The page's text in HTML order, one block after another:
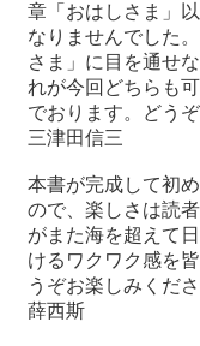
章「おはしさま」
なりませんでした
さま」に目を通せ
れが今回どちらも
でおります。どう
三津田信三
本書が完成して初
ので、楽しさは読
がまた海を超えて
けるワクワク感を
うぞお楽しみくださ
薛西斯